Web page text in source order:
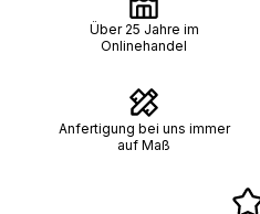
Über 25 Jahre im
Onlinehandel
Anfertigung bei uns immer
auf Maß